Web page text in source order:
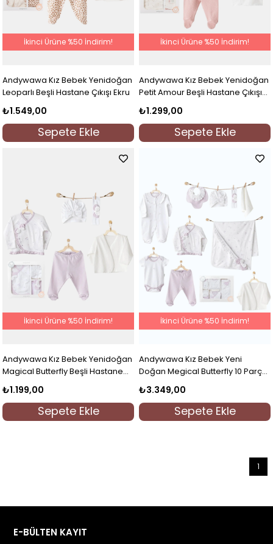
Andywawa Kız Bebek Yenidoğan
Leoparlı Beşli Hastane Çıkışı Ekru
₺1.549,00
Sepete Ekle
İkinci Ürüne %50 İndirim!
Andywawa Kız Bebek Yenidoğan
Petit Amour Beşli Hastane Çıkışı
₺1.299,00
Sepete Ekle
İkinci Ürüne %50 İndirim!
Andywawa Kız Bebek Yenidoğan
Magical Butterfly Beşli Hastane
Çıkışı Lila
₺1.199,00
Sepete Ekle
İkinci Ürüne %50 İndirim!
Andywawa Kız Bebek Yeni
Doğan Megical Butterfly 10 Parça
Hastane Çıkışı Lila
₺3.349,00
Sepete Ekle
İkinci Ürüne %50 İndirim!
1
E-BÜLTEN KAYIT